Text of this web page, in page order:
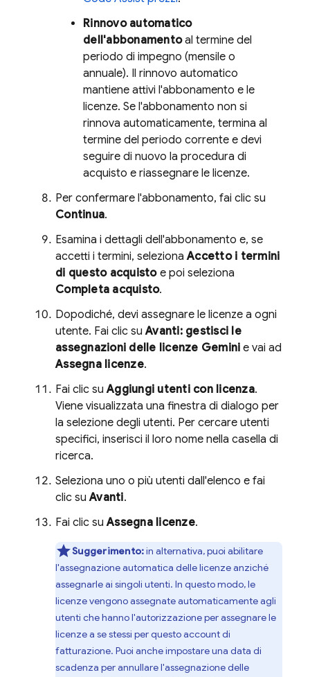
Rinnovo automatico
dell'abbonamentoal termine del
periodo di impegno (mensile o
annuale). Il rinnovo automatico
mantiene attivi l'abbonamento e le
licenze. Se l'abbonamento non si
rinnova automaticamente, termina al
termine del periodo corrente e devi
seguire di nuovo la procedura di
acquisto e riassegnare le licenze.
Per confermare l'abbonamento, fai clic su
Continua.
Esamina i dettagli dell'abbonamento e, se
accetti i termini, selezionaAccetto i termini
di questo acquistoe poi seleziona
Completa acquisto.
Dopodiché, devi assegnare le licenze a ogni
utente. Fai clic suAvanti: gestisci le
assegnazioni delle licenze Gemini e vai ad
Assegna licenze.
Fai clic suAggiungi utenti con licenza.
Viene visualizzata una finestra di dialogo per
la selezione degli utenti. Per cercare utenti
specifici, inserisci il loro nome nella casella di
ricerca.
Seleziona uno o più utenti dall'elenco e fai
clic suAvanti.
Fai clic suAssegna licenze.
Suggerimento:in alternativa, puoi abilitare
l'assegnazione automatica delle licenze anziché
assegnarle ai singoli utenti. In questo modo, le
licenze vengono assegnate automaticamente agli
utenti che hanno l'autorizzazione per assegnare le
licenze a se stessi per questo account di
fatturazione. Puoi anche impostare una data di
scadenza per annullare l'assegnazione delle